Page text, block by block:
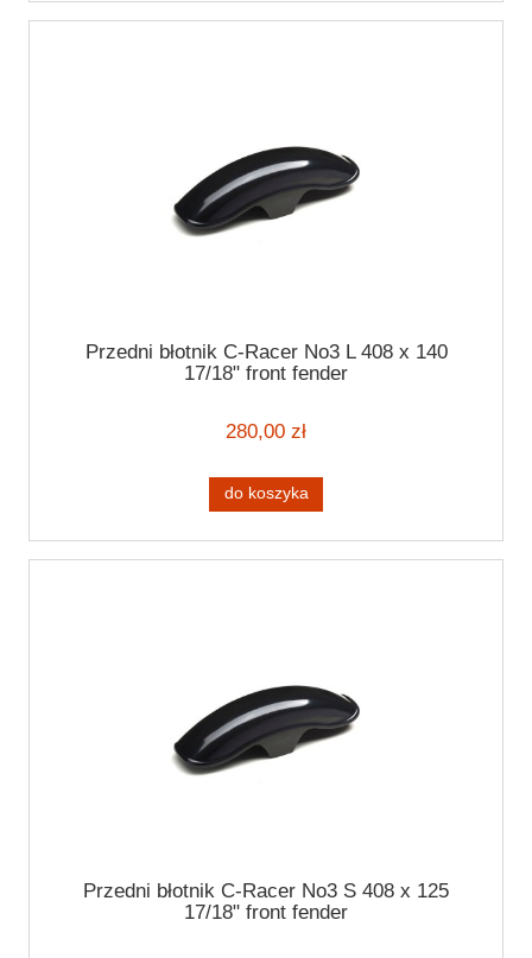
Przedni błotnik C-Racer No3 L 408 x 140
17/18" front fender
280,00 zł
do koszyka
Przedni błotnik C-Racer No3 S 408 x 125
17/18" front fender